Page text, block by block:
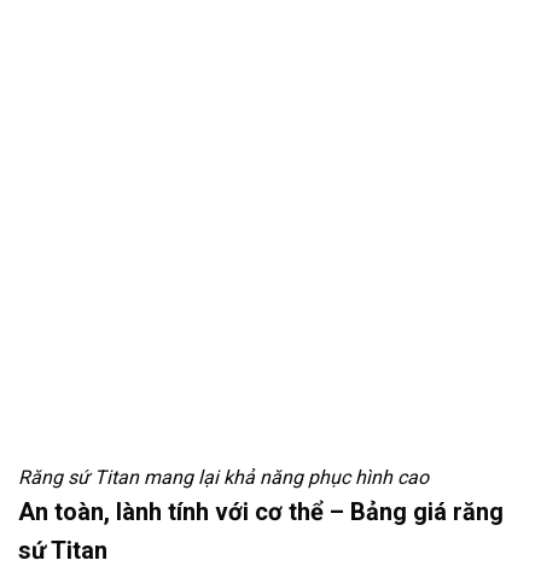
Răng sứ Titan mang lại khả năng phục hình cao
An toàn, lành tính với cơ thể – Bảng giá răng
sứ Titan